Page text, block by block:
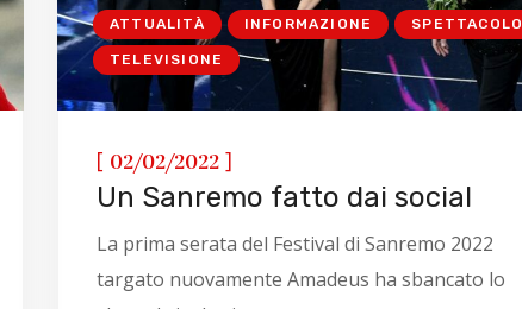
ATTUALITÀ INFORMAZIONE SPETTACOLO
TELEVISIONE
[ 02/02/2022 ]
Un Sanremo fatto dai social
La prima serata del Festival di Sanremo 2022
targato nuovamente Amadeus ha sbancato lo